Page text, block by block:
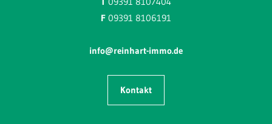
F 09391 8106191
info@reinhart-immo.de
Kontakt